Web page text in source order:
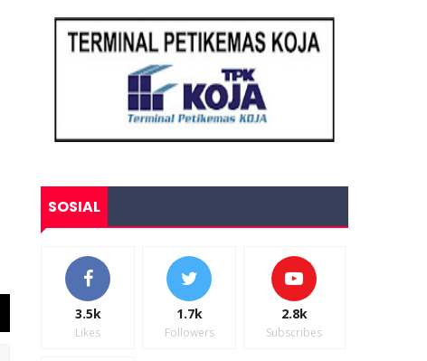
SOSIAL
3.5k
Likes
1.7k
Followers
2.8k
Subscribes